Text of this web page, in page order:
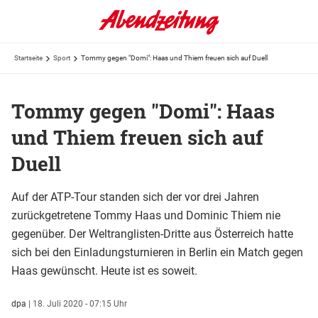
Startseite Sport Tommy gegen "Domi": Haas und Thiem freuen sich auf Duell
Tommy gegen "Domi": Haas
und Thiem freuen sich auf
Duell
Auf der ATP-Tour standen sich der vor drei Jahren
zurückgetretene Tommy Haas und Dominic Thiem nie
gegenüber. Der Weltranglisten-Dritte aus Österreich hatte
sich bei den Einladungsturnieren in Berlin ein Match gegen
Haas gewünscht. Heute ist es soweit.
dpa | 18. Juli 2020 - 07:15 Uhr